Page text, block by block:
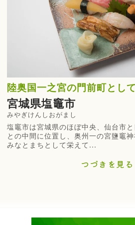
陸奥国一之宮の門前町とし
宮城県塩竈市
みやぎけんしおがまし
塩竈市は宮城県のほぼ中央、仙台市
との中間に位置し、奥州一の宮鹽竈
みなとまちとして栄えて...
つづきを見る